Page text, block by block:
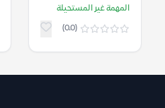
المهمة غير المستحيلة
المهمة غير المستحيلة
(0.0)